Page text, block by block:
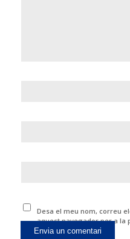
Desa el meu nom, correu
aquest navegador per a la
comenti.